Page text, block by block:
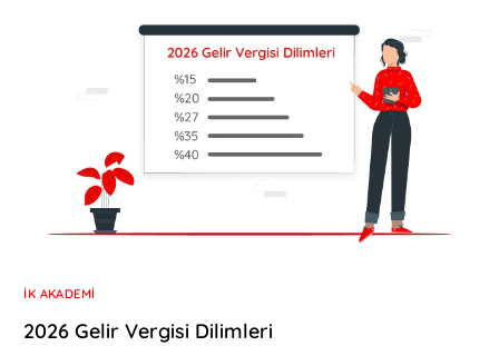
İK AKADEMI
2026 Gelir Vergisi Dilimleri